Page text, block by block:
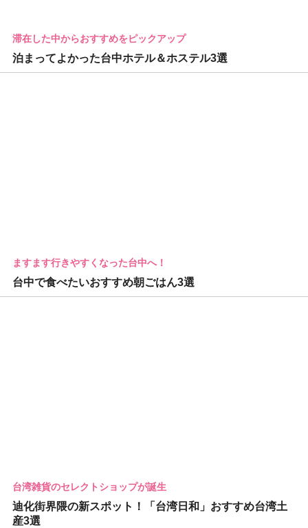
滞在した中からおすすめをピックアップ
泊まってよかった台中ホテル＆ホステル3選
ますます行きやすくなった台中へ！
台中で食べたいおすすめ朝ごはん3選
台湾雑貨のセレクトショップが誕生
迪化街界隈の新スポット！「台湾日和」おすすめ台湾土
産3選